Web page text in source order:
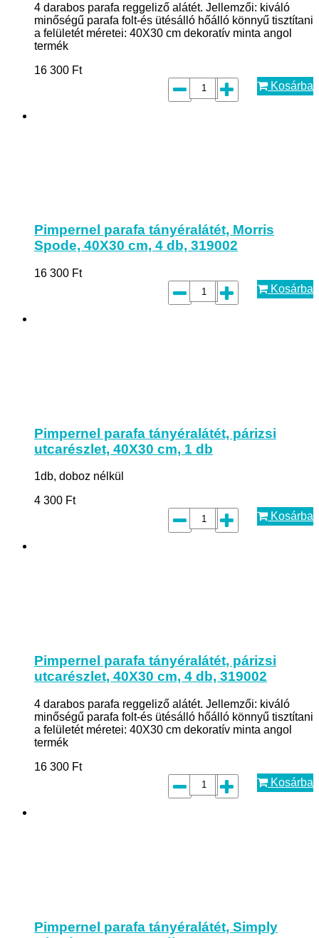
4 darabos parafa reggeliző alátét. Jellemzői: kiváló
minőségű parafa folt-és ütésálló hőálló könnyű tisztítani
a felületét méretei: 40X30 cm dekoratív minta angol
termék
16 300 Ft
Kosárba
Pimpernel parafa tányéralátét, Morris
Spode, 40X30 cm, 4 db, 319002
16 300 Ft
Kosárba
Pimpernel parafa tányéralátét, párizsi
utcarészlet, 40X30 cm, 1 db
1db, doboz nélkül
4 300 Ft
Kosárba
Pimpernel parafa tányéralátét, párizsi
utcarészlet, 40X30 cm, 4 db, 319002
4 darabos parafa reggeliző alátét. Jellemzői: kiváló
minőségű parafa folt-és ütésálló hőálló könnyű tisztítani
a felületét méretei: 40X30 cm dekoratív minta angol
termék
16 300 Ft
Kosárba
Pimpernel parafa tányéralátét, Simply